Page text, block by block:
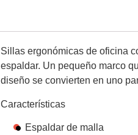
Sillas ergonómicas de oficina
espaldar. Un pequeño marco
diseño se convierten en uno
Características
Espaldar de malla